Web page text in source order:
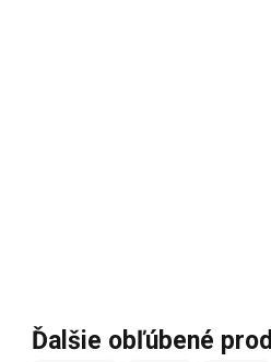
Ďalšie obľúbené